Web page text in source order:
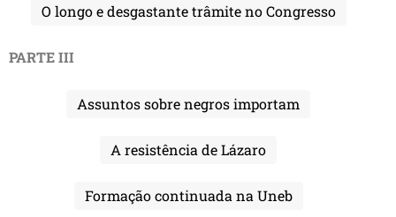
O longo e desgastante trâmite no Congresso
PARTE III
Assuntos sobre negros importam
A resistência de Lázaro
Formação continuada na Uneb